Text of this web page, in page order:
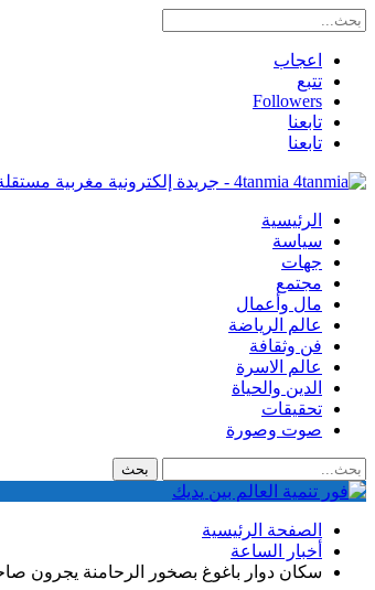
اعجاب
تتبع
Followers
تابعنا
تابعنا
4tanmia - جريدة إلكترونية مغربية مستقلة
الرئيسية
سياسة
جهات
مجتمع
مال وأعمال
عالم الرياضة
فن وثقافة
عالم الاسرة
الدين والحياة
تحقيقات
صوت وصورة
الصفحة الرئيسية
أخبار الساعة
سكان دوار باغوغ بصخور الرحامنة يجرون